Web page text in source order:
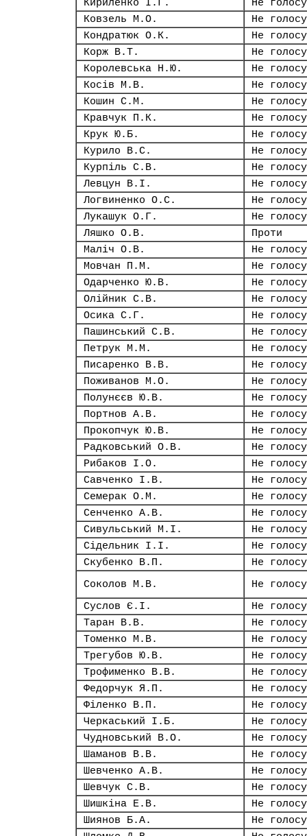
Кириленко І.Г.
Не
Ковзель М.О.
Не
Кондратюк О.К.
Не
Корж В.Т.
Не
Королевська Н.Ю.
Не
Косів М.В.
Не
Кошин С.М.
Не
Кравчук П.К.
Не
Крук Ю.Б.
Не
Курило В.С.
Не
Курпіль С.В.
Не
Левцун В.І.
Не
Логвиненко О.С.
Не
Лукашук О.Г.
Не
Ляшко О.В.
Проти
Маліч О.В.
Не
Мовчан П.М.
Не
Одарченко Ю.В.
Не
Олійник С.В.
Не
Осика С.Г.
Не
Пашинський С.В.
Не
Петрук М.М.
Не
Писаренко В.В.
Не
Поживанов М.О.
Не
Полунєєв Ю.В.
Не
Портнов А.В.
Не
Прокопчук Ю.В.
Не
Радковський О.В.
Не
Рибаков І.О.
Не
Савченко І.В.
Не
Семерак О.М.
Не
Сенченко А.В.
Не
Сивульський М.І.
Не
Сідельник І.І.
Не
Скубенко В.П.
Не
Соколов М.В.
Не
Суслов Є.І.
Не
Таран В.В.
Не
Томенко М.В.
Не
Трегубов Ю.В.
Не
Трофименко В.В.
Не
Федорчук Я.П.
Не
Філенко В.П.
Не
Черкаський І.Б.
Не
Чудновський В.О.
Не
Шаманов В.В.
Не
Шевченко А.В.
Не
Шевчук С.В.
Не
Шишкіна Е.В.
Не
Шиянов Б.А.
Не